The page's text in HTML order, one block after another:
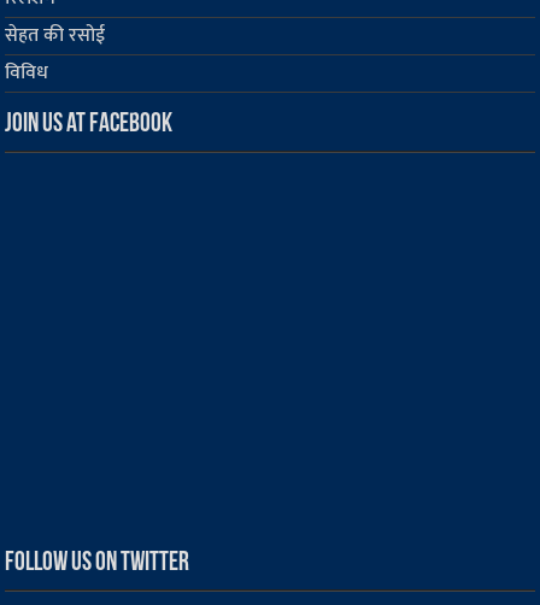
सेहत की रसोई
विविध
Join us at Facebook
Follow us on Twitter